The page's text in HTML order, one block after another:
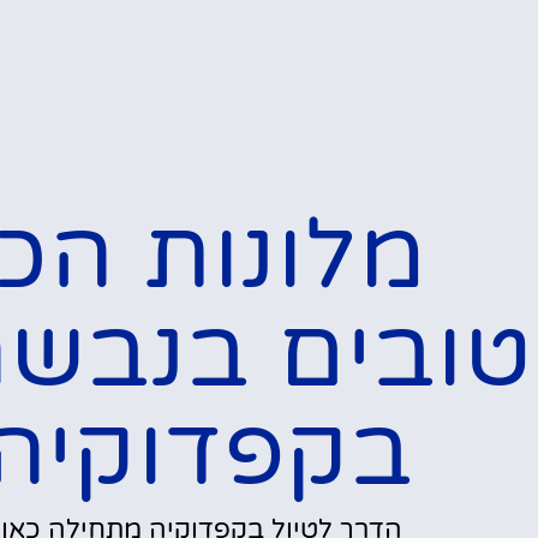
מלונות
טובים
הדרך לטיול בקפדוקיה מתחילה